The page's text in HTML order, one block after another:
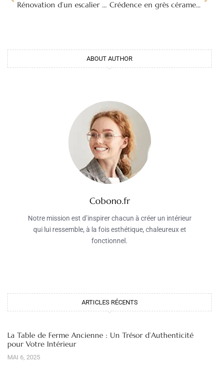
Rénovation d’un escalier en bois : étapes, finitions et conseils Crédence en grès cérame : avantages, formats et prix pour la cuisine
ABOUT AUTHOR
Cobono.fr
Notre mission est d’inspirer chacun à créer un intérieur
qui lui ressemble, à la fois esthétique, chaleureux et
fonctionnel.
ARTICLES RÉCENTS
La Table de Ferme Ancienne : Un Trésor d’Authenticité
pour Votre Intérieur
MAI 6, 2025